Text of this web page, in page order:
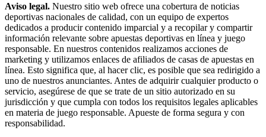
Aviso legal. Nuestro sitio web ofrece una cobertura de noticias
deportivas nacionales de calidad, con un equipo de expertos
dedicados a producir contenido imparcial y a recopilar y compartir
información relevante sobre apuestas deportivas en línea y juego
responsable. En nuestros contenidos realizamos acciones de
marketing y utilizamos enlaces de afiliados de casas de apuestas en
línea. Esto significa que, al hacer clic, es posible que sea redirigido a
uno de nuestros anunciantes. Antes de adquirir cualquier producto o
servicio, asegúrese de que se trate de un sitio autorizado en su
jurisdicción y que cumpla con todos los requisitos legales aplicables
en materia de juego responsable. Apueste de forma segura y con
responsabilidad.